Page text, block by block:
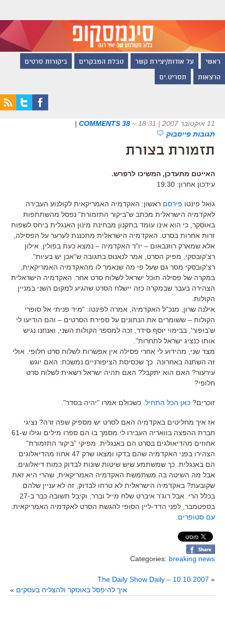
ראשי על אודות/יצירת קשר טבלת המבקרים ביקורות סרטים
הרצאות תסריט.ים
11 אוקטובר 2007 | 18:31 ~
38 COMMENTS
|
תגובות פייסבוק
תזמורת בצורת
האייטם מתעדכן, המשיכו לרפרש.
עידכון אחרון: 19:30
גואל פינטו פירסם ראשון: האקדמיה האמריקאית לקולנוע העבירה
לאקדמיה הישראלית מכתב ש"ביקור התזמורת" נפסל מהשתתפות
באוסקר, כי הוא אינו עומד בתקנון מבחינת מינון האנגלית ביחס לשפות
זרות אחרות בסרט. האקדמיה הישראלית מתכננת לערער על הפסילה,
אלא שמארק רוזנבאום – יו"ר האקדמיה – נמצא כעת בפולין. אילון
רצ'קובסקי, מפיק הסרט, אמר לנאנוס בתגובה ש"אכן יש בעיות".
רצ'קובסקי מסר גם שעל פי מה שנאמר לו מהאקדמיה האמריקאית,
במקרה של פסילה תוכל ישראל לשלוח סרט אחר. האקדמיה הישראלית
הצהירה בעבר שבמקרה כזה יישלח הסרט שהגיע למקום השני במניין
הקולות.
אילנה שרון, מנכ"ל האקדמיה, אמרה לפינטו: "מיד פניתי אל סופרי
הקולות – ששומרים את הנתונים על ספירת הסרטים – והם הודיעו לי
ש'בופור', בבימוי יוסף סידר, זכה למספר הקולות השני, ואנחנו נגיש
אותו כנציג ישראל לתחרות".
מצד שני, מהידוע לי אחרי פסילה אין אפשרות לשלוח סרט חלופי. אולי
זה השתנה באחרונה. כך שכסיסת הציפורניים נמשכת: האם יוגש
עירעור? האם הוא יתקבל? האם תהיה ישראל רשאית לשלוח סרט
חלופי?
זוכרים? כאן הכל התחיל . כשכולם אמרו "יהיה בסדר".
אז איך מחליטים באקדמיה האם לסרט יש מספיק שפה זרה? נציגי
חברת ההפצה בוואריה העבירו לי מסמך בו הם ספרו מילים וגילו ש-61
אחוזים מהדיאולגים בסרט הם באנגלית. מפיקי "ביקור התזמורת"
הצהירו בפני האקדמיה שהם בדקו ומצאו שרק 47 אחוז מהדיאלוגים
הם באנגלית. כך שמשתמע שיש שיטות שונות לבדוק כמות דיאלוגים.
אבל מה השיטה בה משתמשת האקדמיה האמריקאית, שהרי היא זאת
שקובעת? באקדמיה הישראלית לא טרחו לבדוק, זה לא עניין שלהם
בכלל הרי. אבל רוג'ר איברט שלח מייל וברר, וקיבל תשובה כבר ב-27
בספטמבר, לפני הדד-ליין הסופי להגשת הסרט לאקדמיה האמריקאית:
עם סטופרים
Categories: breaking news
«
The Daily Show Daily – 10.10.2007
איך להיפסל באוסקר ולהצליח בעסקים »